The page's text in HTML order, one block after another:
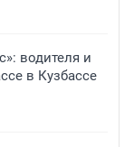
водителя и
в Кузбассе